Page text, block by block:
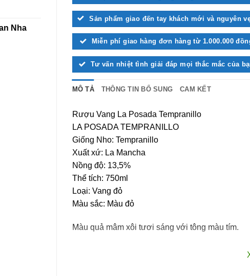
Nha
Sản phẩm giao đến tay khách mới và nguyên
Miễn phí giao hàng đơn hàng từ 1.000.000
Tư vấn nhiệt tình giải đáp mọi thắc mắc của
MÔ TẢ THÔNG TIN BỔ SUNG CAM KẾT
Rượu Vang La Posada Tempranillo
LA POSADA TEMPRANILLO
Giống Nho: Tempranillo
Xuất xứ: La Mancha
Nồng độ: 13,5%
Thể tích: 750ml
Loại: Vang đỏ
Màu sắc: Màu đỏ
Màu quả mâm xôi tươi sáng với tông màu tím.
Lời khuyên cần thiết về cách uống rượu vang